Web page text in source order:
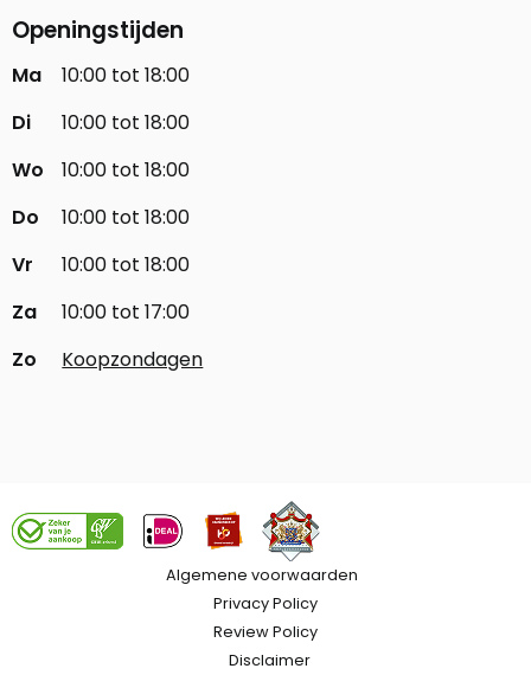
Openingstijden
Ma
10:00 tot 18:00
Di
10:00 tot 18:00
Wo
10:00 tot 18:00
Do
10:00 tot 18:00
Vr
10:00 tot 18:00
Za
10:00 tot 17:00
Zo
Koopzondagen
Algemene voorwaarden
Privacy Policy
Review Policy
Disclaimer